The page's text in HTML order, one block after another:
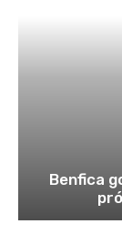
Benfica